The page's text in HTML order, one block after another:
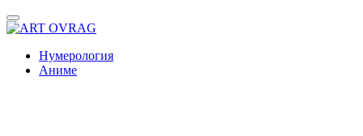
Нумерология
Аниме